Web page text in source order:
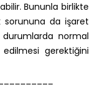
Bununla birlikte
sorununa da işaret
durumlarda normal
gerektiğini